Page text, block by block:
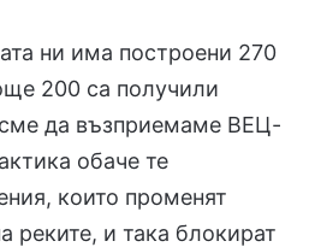
ни има построени 270
200 са получили
да възприемаме ВЕЦ-
обаче те
които променят
реките, и така блокират